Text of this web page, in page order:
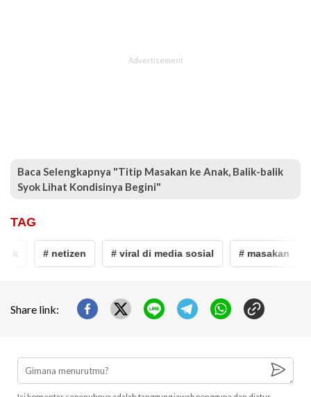
Baca Selengkapnya "Titip Masakan ke Anak, Balik-balik
Syok Lihat Kondisinya Begini"
TAG
# netizen # viral di media sosial # masakan
Share link: